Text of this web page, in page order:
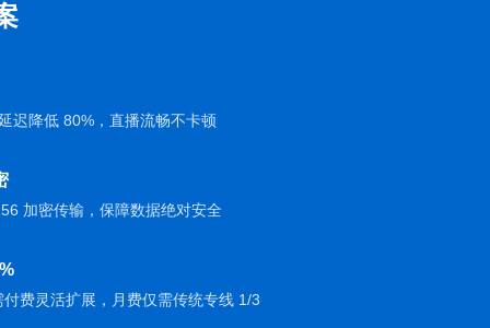
迟降低 80%，直播流畅不卡顿
加密传输，保障数据绝对安全
费灵活扩展，月费仅需传统专线 1/3